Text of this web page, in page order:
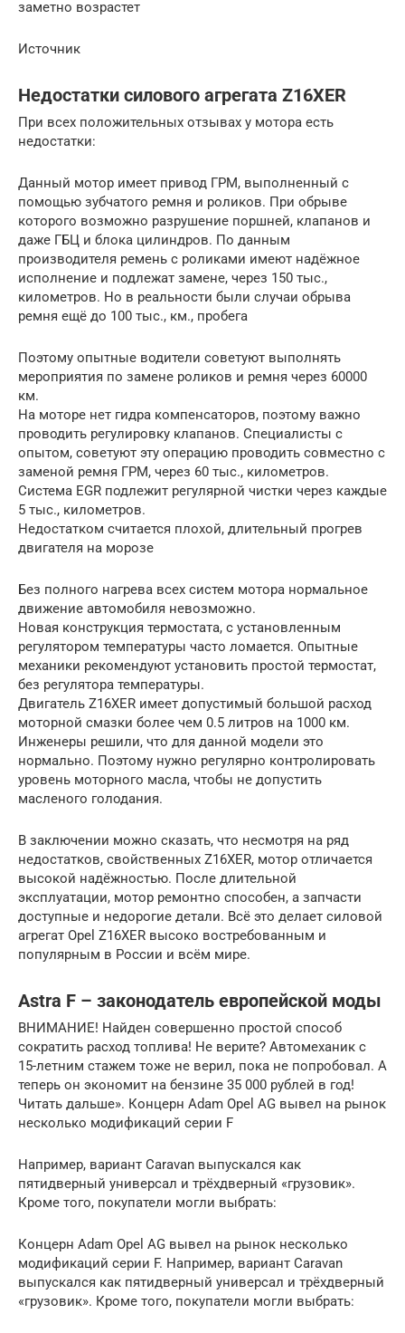
заметно возрастет
Источник
Недостатки силового агрегата Z16XER
При всех положительных отзывах у мотора есть
недостатки:
Данный мотор имеет привод ГРМ, выполненный с
помощью зубчатого ремня и роликов. При обрыве
которого возможно разрушение поршней, клапанов и
даже ГБЦ и блока цилиндров. По данным
производителя ремень с роликами имеют надёжное
исполнение и подлежат замене, через 150 тыс.,
километров. Но в реальности были случаи обрыва
ремня ещё до 100 тыс., км., пробега
Поэтому опытные водители советуют выполнять
мероприятия по замене роликов и ремня через 60000
км.
На моторе нет гидра компенсаторов, поэтому важно
проводить регулировку клапанов. Специалисты с
опытом, советуют эту операцию проводить совместно с
заменой ремня ГРМ, через 60 тыс., километров.
Система EGR подлежит регулярной чистки через каждые
5 тыс., километров.
Недостатком считается плохой, длительный прогрев
двигателя на морозе
Без полного нагрева всех систем мотора нормальное
движение автомобиля невозможно.
Новая конструкция термостата, с установленным
регулятором температуры часто ломается. Опытные
механики рекомендуют установить простой термостат,
без регулятора температуры.
Двигатель Z16XER имеет допустимый большой расход
моторной смазки более чем 0.5 литров на 1000 км.
Инженеры решили, что для данной модели это
нормально. Поэтому нужно регулярно контролировать
уровень моторного масла, чтобы не допустить
масленого голодания.
В заключении можно сказать, что несмотря на ряд
недостатков, свойственных Z16XER, мотор отличается
высокой надёжностью. После длительной
эксплуатации, мотор ремонтно способен, а запчасти
доступные и недорогие детали. Всё это делает силовой
агрегат Opel Z16XER высоко востребованным и
популярным в России и всём мире.
Astra F – законодатель европейской моды
ВНИМАНИЕ! Найден совершенно простой способ
сократить расход топлива! Не верите? Автомеханик с
15-летним стажем тоже не верил, пока не попробовал. А
теперь он экономит на бензине 35 000 рублей в год!
Читать дальше». Концерн Adam Opel AG вывел на рынок
несколько модификаций серии F
Например, вариант Caravan выпускался как
пятидверный универсал и трёхдверный «грузовик».
Кроме того, покупатели могли выбрать:
Концерн Adam Opel AG вывел на рынок несколько
модификаций серии F. Например, вариант Caravan
выпускался как пятидверный универсал и трёхдверный
«грузовик». Кроме того, покупатели могли выбрать: